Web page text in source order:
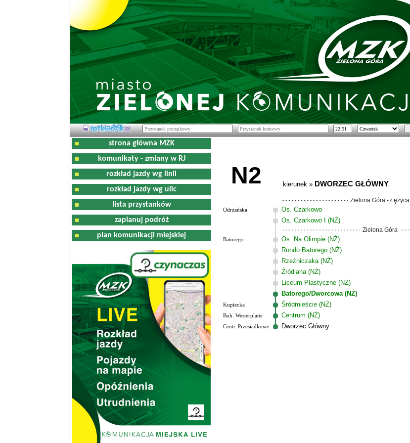
strona główna MZK
komunikaty - zmiany w RJ
rozkład jazdy wg linii
rozkład jazdy wg ulic
lista przystanków
zaplanuj podróż
plan komunikacji miejskiej
N2 kierunek » DWORZEC GŁÓWNY
Zielona Góra - Łężyca
Odrzańska Os. Czarkowo
Os. Czarkowo I (NŻ)
Zielona Góra
Batorego Os. Na Olimpie (NŻ)
Rondo Batorego (NŻ)
Rzeźniczaka (NŻ)
Źródlana (NŻ)
Liceum Plastyczne (NŻ)
Batorego/Dworcowa (NŻ)
Kupiecka
Śródmieście (NŻ)
Boh. Westerplatte
Centrum (NŻ)
Centr. Przesiadkowe
Dworzec Główny